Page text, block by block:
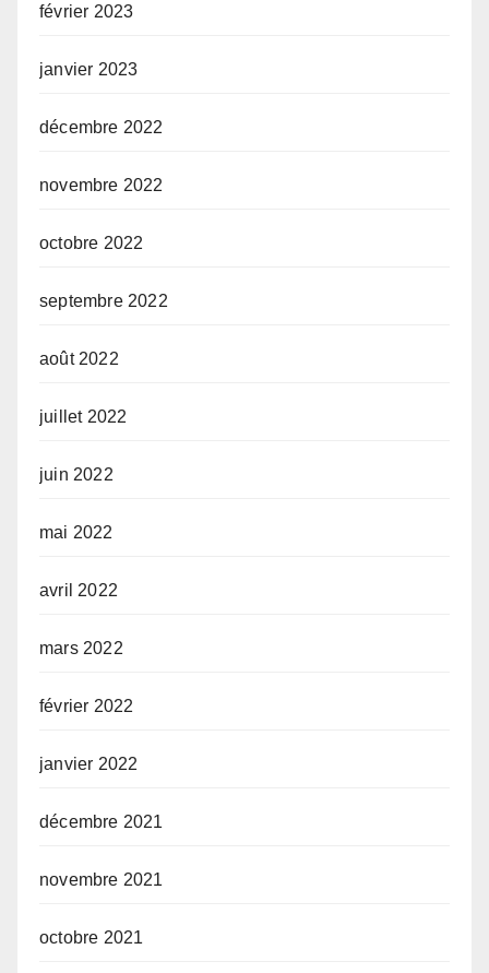
février 2023
janvier 2023
décembre 2022
novembre 2022
octobre 2022
septembre 2022
août 2022
juillet 2022
juin 2022
mai 2022
avril 2022
mars 2022
février 2022
janvier 2022
décembre 2021
novembre 2021
octobre 2021